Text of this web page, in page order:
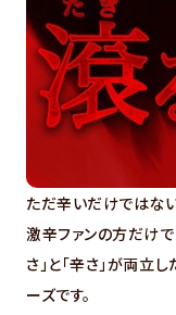
ただ辛いだけではな
激辛ファンの方だけで
さ」と「辛さ」が両立
ーズです。